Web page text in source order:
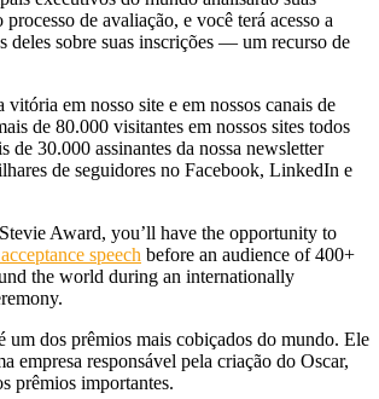
de avaliação, e você terá acesso a
deles sobre suas inscrições — um recurso de
em nosso site e em nossos canais de
de 80.000 visitantes em nossos sites todos
de 30.000 assinantes da nossa newsletter
de seguidores no Facebook, LinkedIn e
Award, you’ll have the opportunity to
speech before an audience of 400+
the world during an internationally
um dos prêmios mais cobiçados do mundo. Ele
empresa responsável pela criação do Oscar,
prêmios importantes.